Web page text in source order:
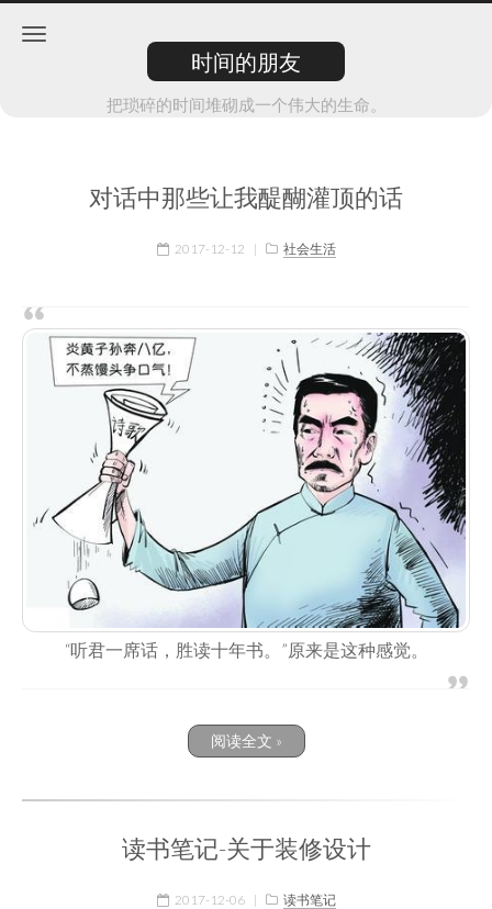
时间的朋友
把琐碎的时间堆砌成一个伟大的生命。
对话中那些让我醍醐灌顶的话
2017-12-12 | 社会生活
“听君一席话，胜读十年书。”原来是这种感觉。
阅读全文 »
读书笔记-关于装修设计
2017-12-06 | 读书笔记